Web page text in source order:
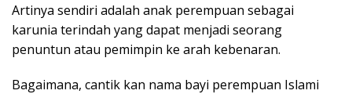
Artinya sendiri adalah anak perempuan sebagai
karunia terindah yang dapat menjadi seorang
penuntun atau pemimpin ke arah kebenaran.
Bagaimana, cantik kan nama bayi perempuan Islami